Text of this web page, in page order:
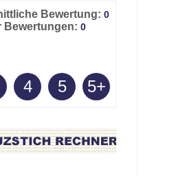
Bewertung: 0
Bewertungen: 0
4 5 5+